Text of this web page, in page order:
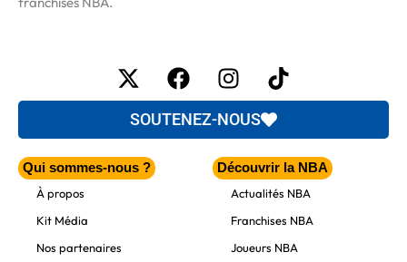
X-
twitter
FacebookInstagram
Tiktok
SOUTENEZ-NOUS
Qui sommes-nous ?
À propos
Kit Média
Nos partenaires
Découvrir la NBA
Actualités NBA
Franchises NBA
Joueurs NBA